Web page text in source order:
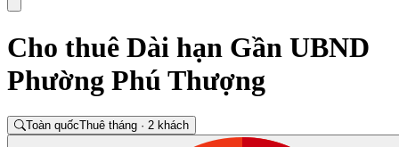
Cho thuê Dài hạn Gần UBND
Phường Phú Thượng
Toàn quốcThuê tháng · 2 khách